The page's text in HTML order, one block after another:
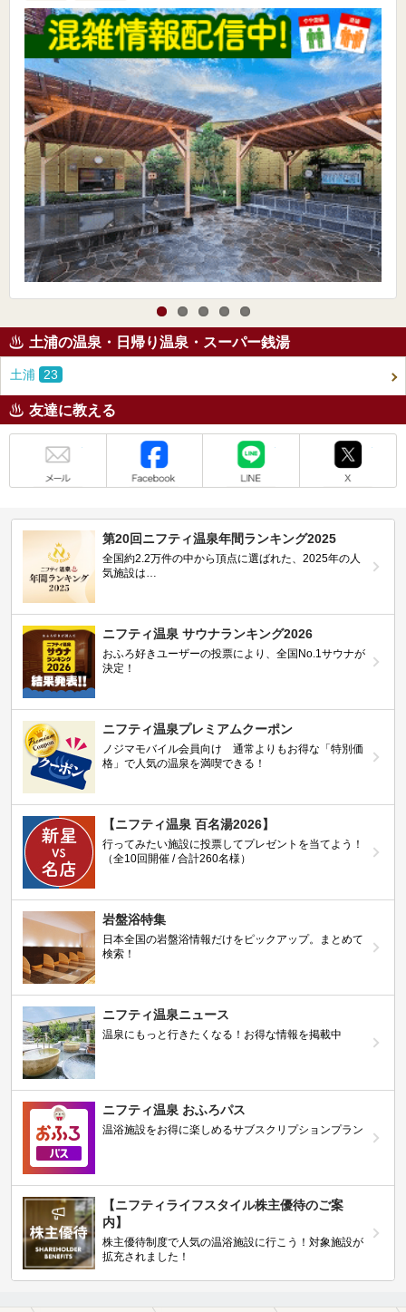
土浦の温泉・日帰り温泉・スーパー銭湯
土浦 23
友達に教える
第20回ニフティ温泉年間ランキング2025
全国約2.2万件の中から頂点に選ばれた、2025年の人
気施設は…
ニフティ温泉 サウナランキング2026
おふろ好きユーザーの投票により、全国No.1サウナが
決定！
ニフティ温泉プレミアムクーポン
ノジマモバイル会員向け 通常よりもお得な「特別価
格」で人気の温泉を満喫できる！
【ニフティ温泉 百名湯2026】
行ってみたい施設に投票してプレゼントを当てよう！
（全10回開催 / 合計260名様）
岩盤浴特集
日本全国の岩盤浴情報だけをピックアップ。まとめて
検索！
ニフティ温泉ニュース
温泉にもっと行きたくなる！お得な情報を掲載中
ニフティ温泉 おふろパス
温浴施設をお得に楽しめるサブスクリプションプラン
【ニフティライフスタイル株主優待のご案
内】
株主優待制度で人気の温浴施設に行こう！対象施設が
拡充されました！